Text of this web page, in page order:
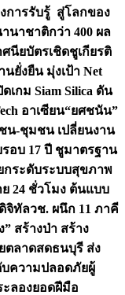
การรับรู้ สู่โลกของ
นาชาติกว่า 400 ผล
นียบัตรเชิดชูเกียรติ
ยั่งยืน มุ่งเป้า Net
เกม Siam Silica ดัน
อาเซียน“ยศชนัน”
ชน-ชุมชน เปลี่ยนงาน
อบ 17 ปี ชูมาตรฐาน
กระดับระบบสุขภาพ
24 ชั่วโมง ต้นแบบ
จิทัลวช. ผนึก 11 ภาคี
สร้างป่า สร้าง
ตลาดสดธนบุรี ส่ง
บความปลอดภัยผู้
ลองยอดฝีมือ